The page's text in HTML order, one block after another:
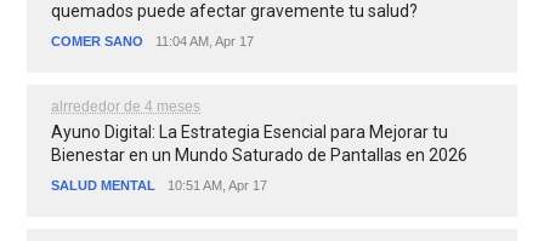
quemados puede afectar gravemente tu salud?
COMER SANO 11:04 AM, Apr 17
alrrededor de 4 meses
Ayuno Digital: La Estrategia Esencial para Mejorar tu
Bienestar en un Mundo Saturado de Pantallas en 2026
SALUD MENTAL 10:51 AM, Apr 17